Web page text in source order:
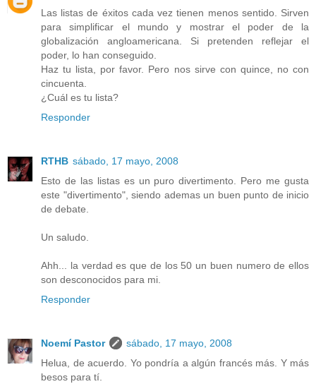
Las listas de éxitos cada vez tienen menos sentido. Sirven
para simplificar el mundo y mostrar el poder de la
globalización angloamericana. Si pretenden reflejar el
poder, lo han conseguido.
Haz tu lista, por favor. Pero nos sirve con quince, no con
cincuenta.
¿Cuál es tu lista?
Responder
RTHB sábado, 17 mayo, 2008
Esto de las listas es un puro divertimento. Pero me gusta
este "divertimento", siendo ademas un buen punto de inicio
de debate.
Un saludo.
Ahh... la verdad es que de los 50 un buen numero de ellos
son desconocidos para mi.
Responder
Noemí Pastor
sábado, 17 mayo, 2008
Helua, de acuerdo. Yo pondría a algún francés más. Y más
besos para tí.